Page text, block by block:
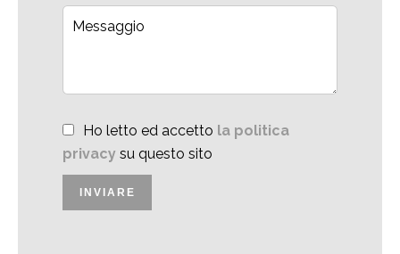
Ho letto ed accetto la politica
privacy su questo sito
INVIARE